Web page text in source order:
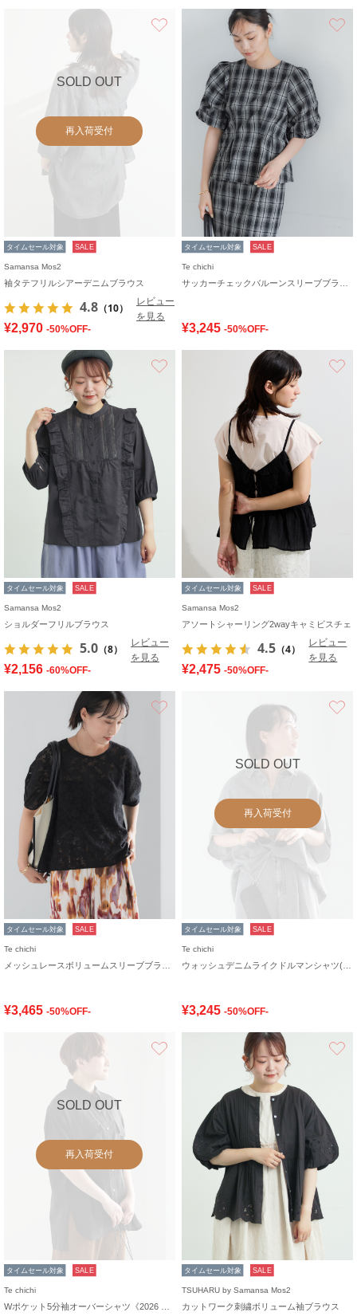
SOLD OUT
再入荷受付
タイムセール対象 SALE
Samansa Mos2
袖タテフリルシアーデニムブラウス
4.8 （10）
レビュー
を見る
¥2,970 -50%OFF-
タイムセール対象 SALE
Te chichi
¥3,245 -50%OFF-
タイムセール対象 SALE
Samansa Mos2
ショルダーフリルブラウス
5.0 （8）
レビュー
を見る
¥2,156 -60%OFF-
タイムセール対象 SALE
Samansa Mos2
アソートシャーリング2wayキャミビスチェ
4.5 （4）
レビュー
を見る
¥2,475 -50%OFF-
タイムセール対象 SALE
Te chichi
¥3,465 -50%OFF-
SOLD OUT
再入荷受付
タイムセール対象 SALE
Te chichi
¥3,245 -50%OFF-
SOLD OUT
再入荷受付
タイムセール対象 SALE
Te chichi
タイムセール対象 SALE
TSUHARU by Samansa Mos2
カットワーク刺繍ボリューム袖ブラウス